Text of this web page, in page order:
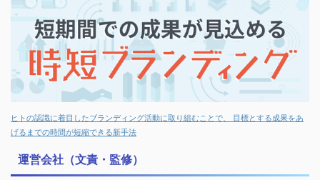
ヒトの認識に着目したブランディング活動に取り組むことで、 目標とする成果をあ
げるまでの時間が短縮できる新手法
運営会社（文責・監修）